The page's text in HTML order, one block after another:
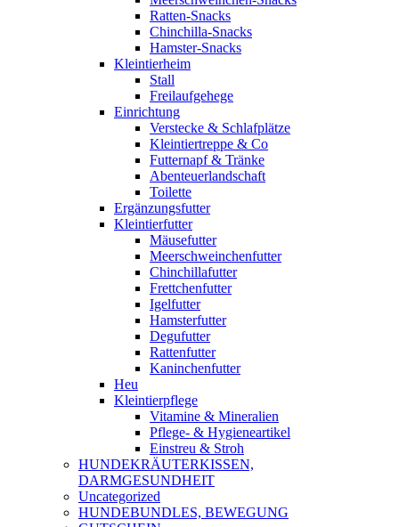
Ratten-Snacks
Chinchilla-Snacks
Hamster-Snacks
Kleintierheim
Stall
Freilaufgehege
Einrichtung
Verstecke & Schlafplätze
Kleintiertreppe & Co
Futternapf & Tränke
Abenteuerlandschaft
Toilette
Ergänzungsfutter
Kleintierfutter
Mäusefutter
Meerschweinchenfutter
Chinchillafutter
Frettchenfutter
Igelfutter
Hamsterfutter
Degufutter
Rattenfutter
Kaninchenfutter
Heu
Kleintierpflege
Vitamine & Mineralien
Pflege- & Hygieneartikel
Einstreu & Stroh
HUNDEKRÄUTERKISSEN,
DARMGESUNDHEIT
Uncategorized
HUNDEBUNDLES, BEWEGUNG